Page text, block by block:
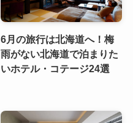
6月の旅行は北海道へ！梅
雨がない北海道で泊まりた
いホテル・コテージ24選